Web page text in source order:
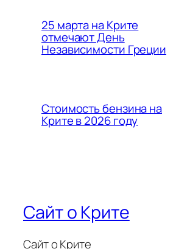
25 марта на Крите
отмечают День
Независимости Греции
Стоимость бензина на
Крите в 2026 году
Сайт о Крите
Сайт о Крите